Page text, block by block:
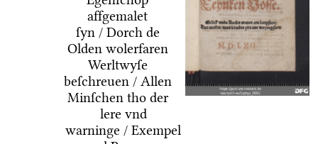
affgemalet
ſyn / Dorch de
Olden wolerfaren
Werltwyſe
beſchreuen / Allen
Minſchen tho der
lere vnd
warninge / Exempel